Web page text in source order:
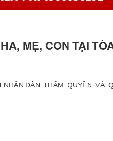
MẸ, CON TẠI
THẨM QUYỀN VÀ